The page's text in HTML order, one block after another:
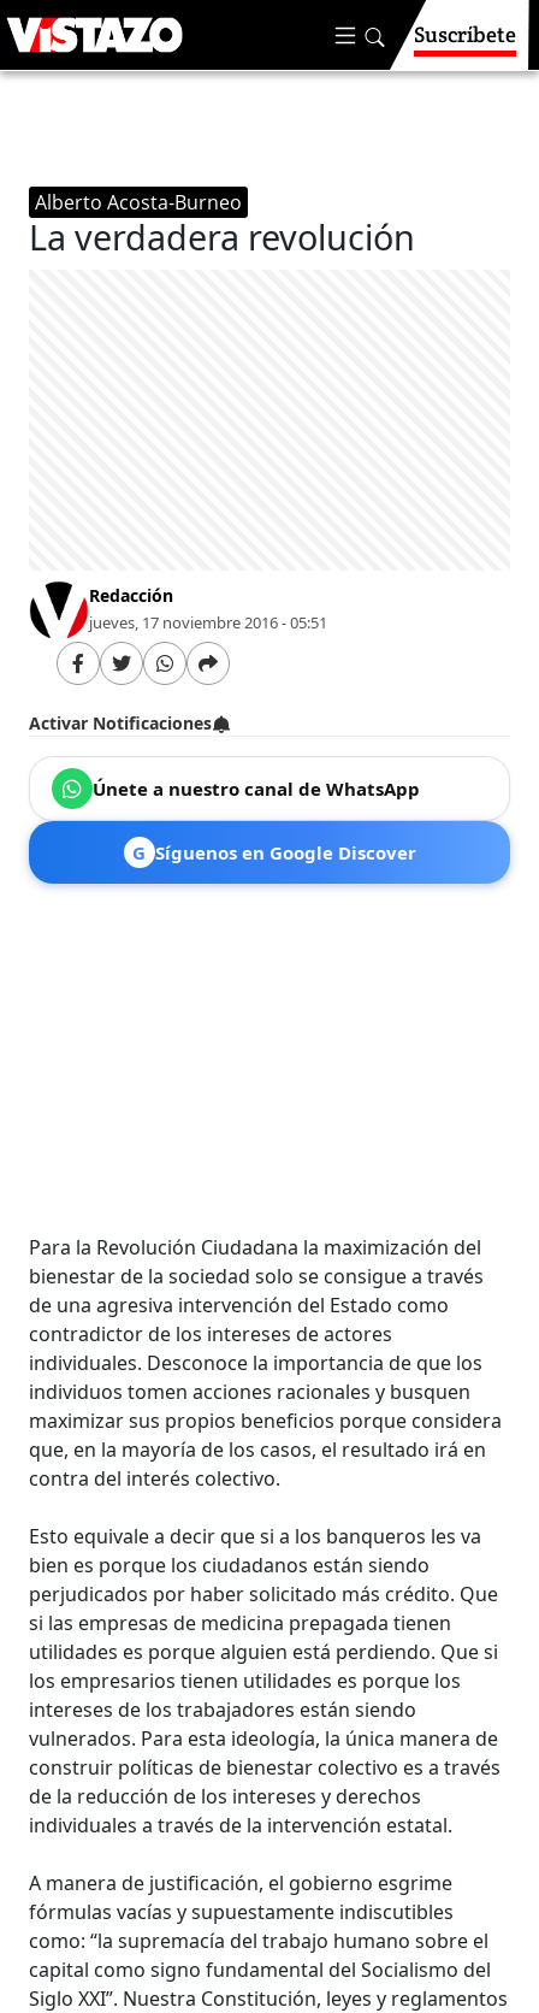
Suscríbete
Alberto Acosta-Burneo
La verdadera revolución
Redacción
jueves, 17 noviembre 2016 - 05:51
Activar Notificaciones
Únete a nuestro canal de WhatsApp
G Síguenos en Google Discover
Para la Revolución Ciudadana la maximización del
bienestar de la sociedad solo se consigue a través
de una agresiva intervención del Estado como
contradictor de los intereses de actores
individuales. Desconoce la importancia de que los
individuos tomen acciones racionales y busquen
maximizar sus propios beneficios porque considera
que, en la mayoría de los casos, el resultado irá en
contra del interés colectivo.
Esto equivale a decir que si a los banqueros les va
bien es porque los ciudadanos están siendo
perjudicados por haber solicitado más crédito. Que
si las empresas de medicina prepagada tienen
utilidades es porque alguien está perdiendo. Que si
los empresarios tienen utilidades es porque los
intereses de los trabajadores están siendo
vulnerados. Para esta ideología, la única manera de
construir políticas de bienestar colectivo es a través
de la reducción de los intereses y derechos
individuales a través de la intervención estatal.
A manera de justificación, el gobierno esgrime
fórmulas vacías y supuestamente indiscutibles
como: “la supremacía del trabajo humano sobre el
capital como signo fundamental del Socialismo del
Siglo XXI”. Nuestra Constitución, leyes y reglamentos